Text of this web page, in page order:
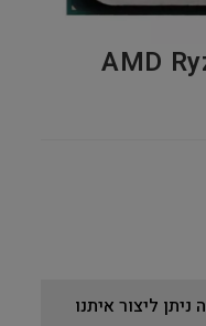
AMD
ליצור איתנו